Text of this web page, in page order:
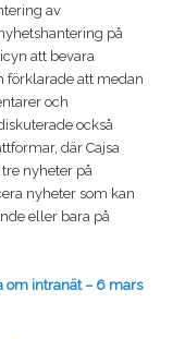
av
på
att bevara
förklarade att medan
och
också
där Cajsa
nyheter på
nyheter som kan
eller bara på
om intranät – 6 mars